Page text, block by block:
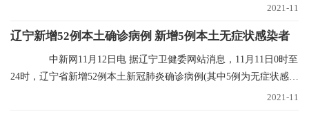
2021-11
辽宁新增52例本土确诊病例 新增5例本土无症状感染者
中新网11月12日电 据辽宁卫健委网站消息，11月11日0时至
24时，辽宁省新增52例本土新冠肺炎确诊病例(其中5例为无症状感染
2021-11